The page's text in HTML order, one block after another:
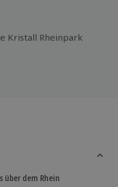
Kristall Rheinpark
über dem Rhein